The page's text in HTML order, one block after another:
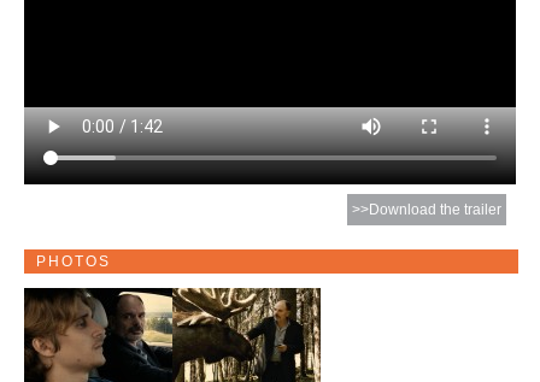
>>Download the trailer
PHOTOS